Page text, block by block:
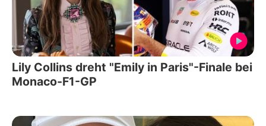
Lily Collins dreht "Emily in Paris"-Finale bei
Monaco-F1-GP